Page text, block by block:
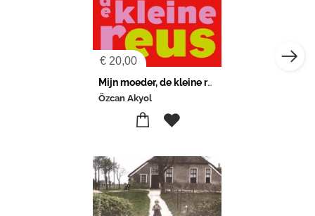
€ 20,00
Mijn moeder, de kleine reus
Özcan Akyol